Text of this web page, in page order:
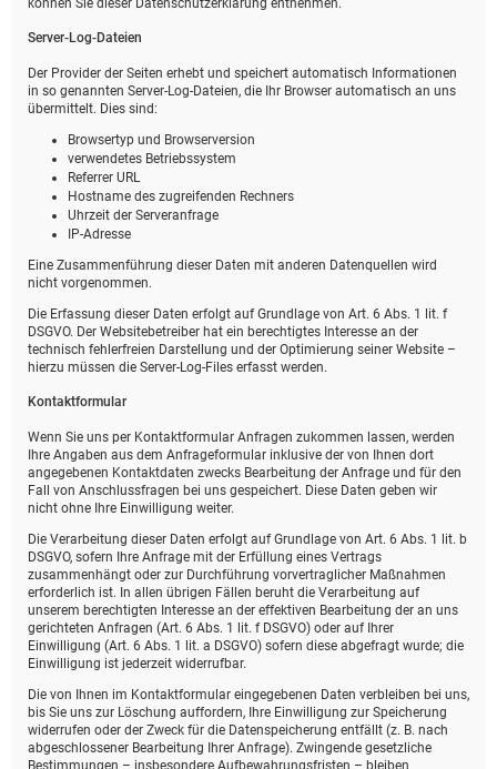
können Sie dieser Datenschutzerklärung entnehmen.
Server-Log-Dateien
Der Provider der Seiten erhebt und speichert automatisch Informationen
in so genannten Server-Log-Dateien, die Ihr Browser automatisch an uns
übermittelt. Dies sind:
Browsertyp und Browserversion
verwendetes Betriebssystem
Referrer URL
Hostname des zugreifenden Rechners
Uhrzeit der Serveranfrage
IP-Adresse
Eine Zusammenführung dieser Daten mit anderen Datenquellen wird
nicht vorgenommen.
Die Erfassung dieser Daten erfolgt auf Grundlage von Art. 6 Abs. 1 lit. f
DSGVO. Der Websitebetreiber hat ein berechtigtes Interesse an der
technisch fehlerfreien Darstellung und der Optimierung seiner Website –
hierzu müssen die Server-Log-Files erfasst werden.
Kontaktformular
Wenn Sie uns per Kontaktformular Anfragen zukommen lassen, werden
Ihre Angaben aus dem Anfrageformular inklusive der von Ihnen dort
angegebenen Kontaktdaten zwecks Bearbeitung der Anfrage und für den
Fall von Anschlussfragen bei uns gespeichert. Diese Daten geben wir
nicht ohne Ihre Einwilligung weiter.
Die Verarbeitung dieser Daten erfolgt auf Grundlage von Art. 6 Abs. 1 lit. b
DSGVO, sofern Ihre Anfrage mit der Erfüllung eines Vertrags
zusammenhängt oder zur Durchführung vorvertraglicher Maßnahmen
erforderlich ist. In allen übrigen Fällen beruht die Verarbeitung auf
unserem berechtigten Interesse an der effektiven Bearbeitung der an uns
gerichteten Anfragen (Art. 6 Abs. 1 lit. f DSGVO) oder auf Ihrer
Einwilligung (Art. 6 Abs. 1 lit. a DSGVO) sofern diese abgefragt wurde; die
Einwilligung ist jederzeit widerrufbar.
Die von Ihnen im Kontaktformular eingegebenen Daten verbleiben bei uns,
bis Sie uns zur Löschung auffordern, Ihre Einwilligung zur Speicherung
widerrufen oder der Zweck für die Datenspeicherung entfällt (z. B. nach
abgeschlossener Bearbeitung Ihrer Anfrage). Zwingende gesetzliche
Bestimmungen – insbesondere Aufbewahrungsfristen – bleiben